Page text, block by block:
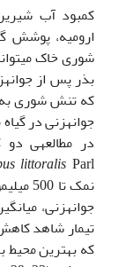
کمبود آب
ارومیه، پوشش
شوری خاک
که تنش شوری
در مطالعه­ی
littoralis
نمک
جوانه­زنی،
تیمار شاهد
که بهترین محیط